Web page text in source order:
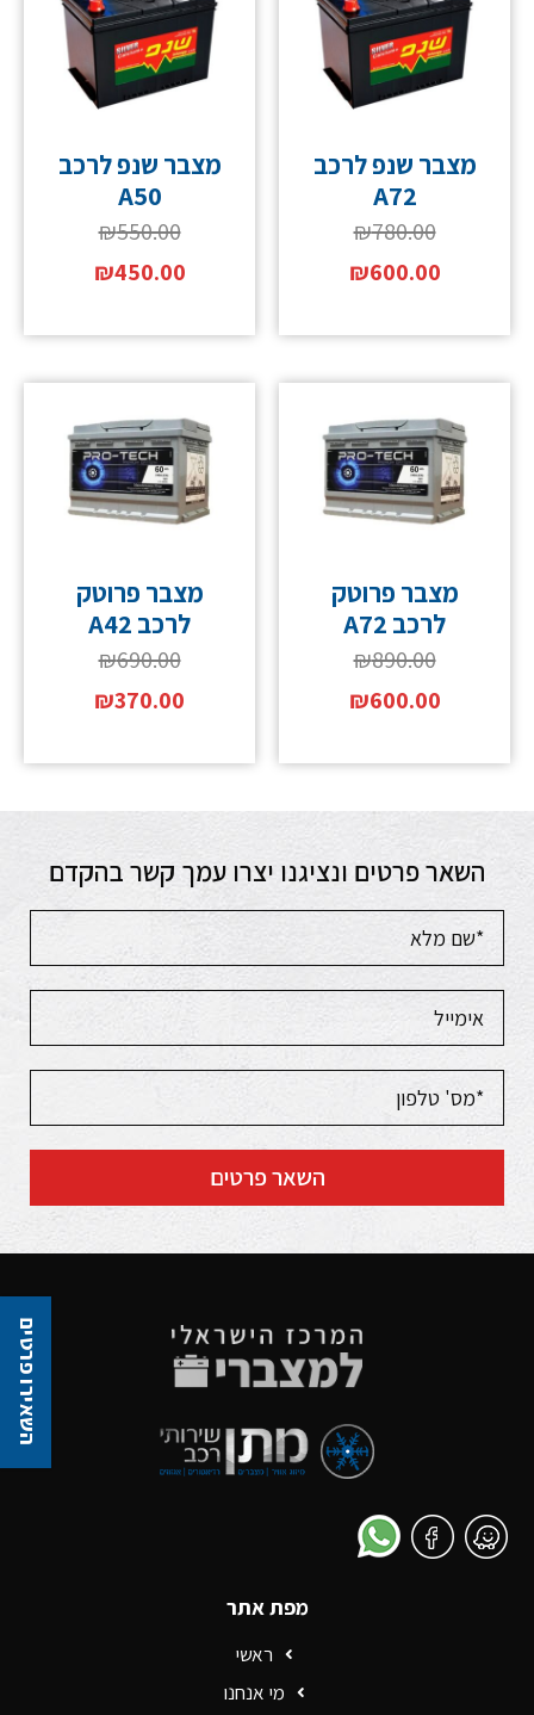
מצבר שנפ לרכב
A72
₪780.00
₪600.00
מצבר שנפ לרכב
A50
₪550.00
₪450.00
מצבר פרוטק
לרכב A72
₪890.00
₪600.00
מצבר פרוטק
לרכב A42
₪690.00
₪370.00
השאר פרטים ונציגנו יצרו עמך קשר בהקדם
השאר פרטים
מפת אתר
ראשי
מי אנחנו
השאירו פרטים